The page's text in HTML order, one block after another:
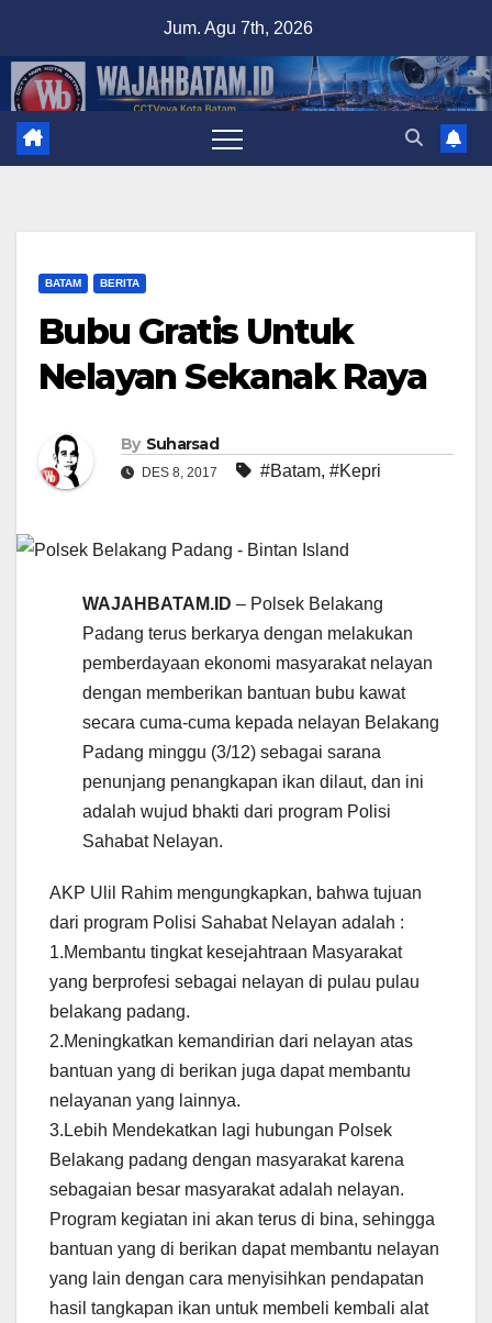
content
Jum. Agu 7th, 2026
BATAM BERITA
Bubu Gratis Untuk
Nelayan Sekanak Raya
By Suharsad
DES 8, 2017 #Batam, #Kepri
WAJAHBATAM.ID – Polsek Belakang
Padang terus berkarya dengan melakukan
pemberdayaan ekonomi masyarakat nelayan
dengan memberikan bantuan bubu kawat
secara cuma-cuma kepada nelayan Belakang
Padang minggu (3/12) sebagai sarana
penunjang penangkapan ikan dilaut, dan ini
adalah wujud bhakti dari program Polisi
Sahabat Nelayan.
AKP Ulil Rahim mengungkapkan, bahwa tujuan
dari program Polisi Sahabat Nelayan adalah :
1.Membantu tingkat kesejahtraan Masyarakat
yang berprofesi sebagai nelayan di pulau pulau
belakang padang.
2.Meningkatkan kemandirian dari nelayan atas
bantuan yang di berikan juga dapat membantu
nelayanan yang lainnya.
3.Lebih Mendekatkan lagi hubungan Polsek
Belakang padang dengan masyarakat karena
sebagaian besar masyarakat adalah nelayan.
Program kegiatan ini akan terus di bina, sehingga
bantuan yang di berikan dapat membantu nelayan
yang lain dengan cara menyisihkan pendapatan
hasil tangkapan ikan untuk membeli kembali alat